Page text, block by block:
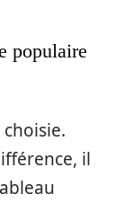
populaire
il